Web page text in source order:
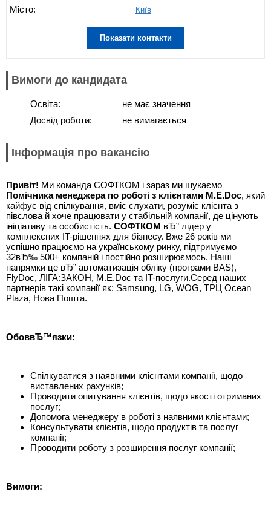
Місто:
Київ
Показати контакти
Вимоги до кандидата
Освіта:
Досвід роботи:
не має значення
не вимагається
Інформація про вакансію
Привіт! Ми команда СОФТКОМ і зараз ми шукаємо
Помічника менеджера по роботі з клієнтами M.E.Doc, який
кайфує від спілкування, вміє слухати, розуміє клієнта з
півслова й хоче працювати у стабільній компанії, де цінують
ініціативу та особистість. СОФТКОМ вЂ” лідер у
комплексних IT-рішеннях для бізнесу. Вже 26 років ми
успішно працюємо на українському ринку, підтримуємо
32вЂ‰ 500+ компаній і постійно розширюємось. Наші
напрямки це вЂ” автоматизація обліку (програми BAS),
FlyDoc, ЛІГА:ЗАКОН, M.E.Doc та IT-послуги.Серед наших
партнерів такі компанії як: Samsung, LG, WOG, ТРЦ Ocean
Plaza, Нова Пошта.
ОбоввЂ™язки:
Спілкуватися з наявними клієнтами компанії, щодо
виставлених рахунків;
Проводити опитування клієнтів, щодо якості отриманих
послуг;
Допомога менеджеру в роботі з наявними клієнтами;
Консультувати клієнтів, щодо продуктів та послуг
компанії;
Проводити роботу з розширення послуг компанії;
Вимоги: